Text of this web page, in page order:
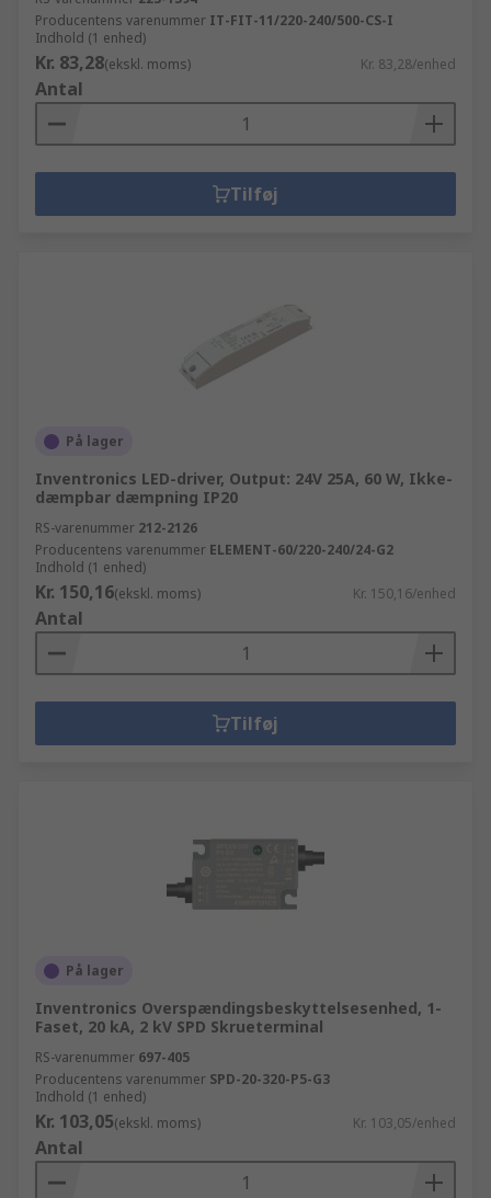
Producentens varenummer IT-FIT-11/220-240/500-CS-I
Indhold (1 enhed)
Kr. 83,28(ekskl. moms) Kr. 83,28/enhed
Antal
Tilføj
På lager
Inventronics LED-driver, Output: 24V 25A, 60 W, Ikke-
dæmpbar dæmpning IP20
RS-varenummer 212-2126
Producentens varenummer ELEMENT-60/220-240/24-G2
Indhold (1 enhed)
Kr. 150,16(ekskl. moms) Kr. 150,16/enhed
Antal
Tilføj
På lager
Inventronics Overspændingsbeskyttelsesenhed, 1-
Faset, 20 kA, 2 kV SPD Skrueterminal
RS-varenummer 697-405
Producentens varenummer SPD-20-320-P5-G3
Indhold (1 enhed)
Kr. 103,05(ekskl. moms) Kr. 103,05/enhed
Antal